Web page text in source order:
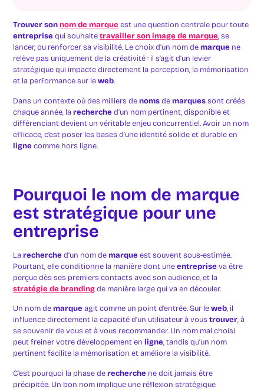
Trouver sonnom de marque est une question centrale pour toute
entreprise qui souhaitetravailler son image de marque, se
lancer, ou renforcer sa visibilité. Le choix d’un nom demarque ne
relève pas uniquement de la créativité : il s’agit d’un levier
stratégique qui impacte directement la perception, la mémorisation
et la performance sur leweb.
Dans un contexte où des milliers denomsdemarquessont créés
chaque année, larecherche d’un nom pertinent, disponible et
différenciant devient un véritable enjeu concurrentiel. Avoir un nom
efficace, c’est poser les bases d’une identité solide et durable en
ligne comme hors ligne.
Pourquoi le nom de marque
est stratégique pour une
entreprise
Larecherche d’un nom demarque est souvent sous-estimée.
Pourtant, elle conditionne la manière dont uneentreprise va être
perçue dès ses premiers contacts avec son audience, et la
stratégie de brandingde manière large qui va en découler.
Un nom demarque agit comme un point d’entrée. Sur leweb, il
influence directement la capacité d’un utilisateur à voustrouver, à
se souvenir de vous et à vous recommander. Un nom mal choisi
peut freiner votre développement enligne, tandis qu’un nom
pertinent facilite la mémorisation et améliore la visibilité.
C’est pourquoi la phase derecherche ne doit jamais être
précipitée. Un bon nom implique une réflexion stratégique